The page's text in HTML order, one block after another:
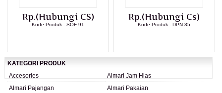
Rp.(Hubungi CS)
Kode Produk : SOF 91
Rp.(Hubungi Cs)
Kode Produk : DPN 35
KATEGORI PRODUK
Accesories
Almari Jam Hias
Almari Pajangan
Almari Pakaian